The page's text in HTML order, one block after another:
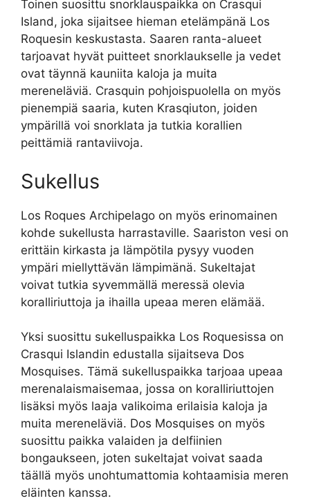
Toinen suosittu snorklauspaikka on Crasqui
Island, joka sijaitsee hieman etelämpänä Los
Roquesin keskustasta. Saaren ranta-alueet
tarjoavat hyvät puitteet snorklaukselle ja vedet
ovat täynnä kauniita kaloja ja muita
mereneläviä. Crasquin pohjoispuolella on myös
pienempiä saaria, kuten Krasqiuton, joiden
ympärillä voi snorklata ja tutkia korallien
peittämiä rantaviivoja.
Sukellus
Los Roques Archipelago on myös erinomainen
kohde sukellusta harrastaville. Saariston vesi on
erittäin kirkasta ja lämpötila pysyy vuoden
ympäri miellyttävän lämpimänä. Sukeltajat
voivat tutkia syvemmällä meressä olevia
koralliriuttoja ja ihailla upeaa meren elämää.
Yksi suosittu sukelluspaikka Los Roquesissa on
Crasqui Islandin edustalla sijaitseva Dos
Mosquises. Tämä sukelluspaikka tarjoaa upeaa
merenalaismaisemaa, jossa on koralliriuttojen
lisäksi myös laaja valikoima erilaisia kaloja ja
muita mereneläviä. Dos Mosquises on myös
suosittu paikka valaiden ja delfiinien
bongaukseen, joten sukeltajat voivat saada
täällä myös unohtumattomia kohtaamisia meren
eläinten kanssa.